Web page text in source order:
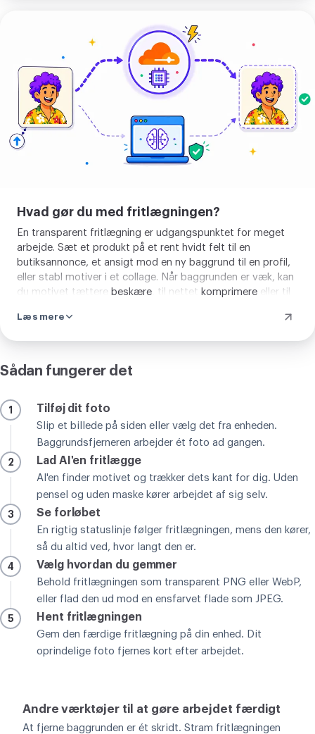
Hvad gør du med fritlægningen?
En transparent fritlægning er udgangspunktet for meget
arbejde. Sæt et produkt på et rent hvidt felt til en
butiksannonce, et ansigt mod en ny baggrund til en profil,
eller stabl motiver i et collage. Når baggrunden er væk, kan
du motivet tættere beskære , til nettet komprimere eller til
Læs mere
Sådan fungerer det
1 Tilføj dit foto
Slip et billede på siden eller vælg det fra enheden.
Baggrundsfjerneren arbejder ét foto ad gangen.
2 Lad AI'en fritlægge
AI'en finder motivet og trækker dets kant for dig. Uden
pensel og uden maske kører arbejdet af sig selv.
3 Se forløbet
En rigtig statuslinje følger fritlægningen, mens den kører,
så du altid ved, hvor langt den er.
4 Vælg hvordan du gemmer
Behold fritlægningen som transparent PNG eller WebP,
eller flad den ud mod en ensfarvet flade som JPEG.
5 Hent fritlægningen
Gem den færdige fritlægning på din enhed. Dit
oprindelige foto fjernes kort efter arbejdet.
Andre værktøjer til at gøre arbejdet færdigt
At fjerne baggrunden er ét skridt. Stram fritlægningen